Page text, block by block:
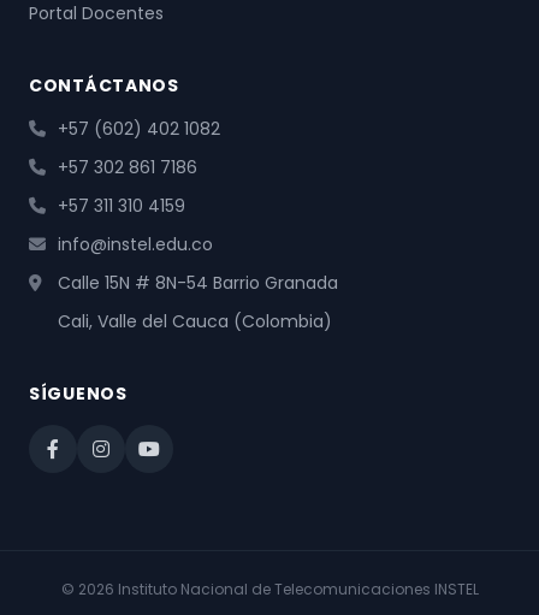
Portal Docentes
CONTÁCTANOS
+57 (602) 402 1082
+57 302 861 7186
+57 311 310 4159
info@instel.edu.co
Calle 15N # 8N-54 Barrio Granada
Cali, Valle del Cauca (Colombia)
SÍGUENOS
© 2026 Instituto Nacional de Telecomunicaciones INSTEL